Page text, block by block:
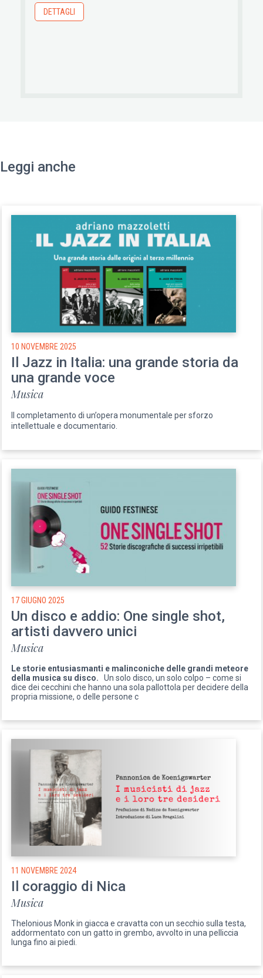
DETTAGLI
Leggi anche
10 NOVEMBRE 2025
Il Jazz in Italia: una grande storia da
una grande voce
Musica
Il completamento di un’opera monumentale per sforzo
intellettuale e documentario.
17 GIUGNO 2025
Un disco e addio: One single shot,
artisti davvero unici
Musica
Le storie entusiasmanti e malinconiche delle grandi meteore
della musica su disco. Un solo disco, un solo colpo – come si
dice dei cecchini che hanno una sola pallottola per decidere della
propria missione, o delle persone c
11 NOVEMBRE 2024
Il coraggio di Nica
Musica
Thelonious Monk in giacca e cravatta con un secchio sulla testa,
addormentato con un gatto in grembo, avvolto in una pelliccia
lunga fino ai piedi.